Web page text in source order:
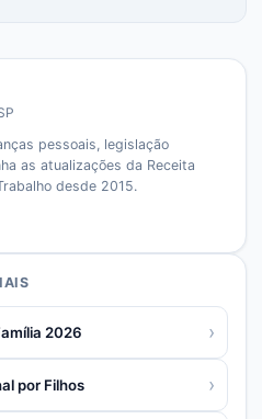
pessoais, legislação
as atualizações da Receita
desde 2015.
2026 ›
por Filhos ›